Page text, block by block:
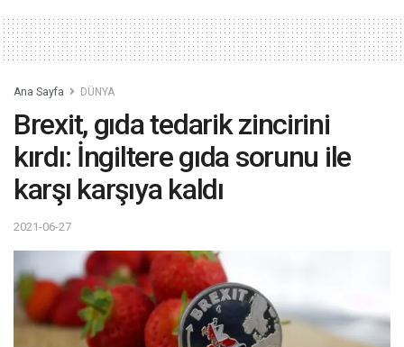
Ana Sayfa DÜNYA
Brexit, gıda tedarik zincirini
kırdı: İngiltere gıda sorunu ile
karşı karşıya kaldı
2021-06-27